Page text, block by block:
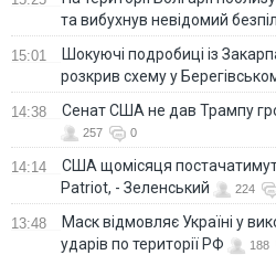
та вибухнув невідомий
15:01
Шокуючі подробиці із
розкрив схему у
14:38 Сенат США не дав Трампу
257 0
14:14
США щомісяця
Patriot, - Зеленський
224
13:48
Маск відмовляє Україні у
ударів по території РФ
188